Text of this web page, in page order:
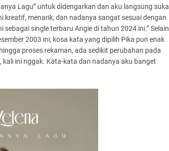
Lagu” untuk didengarkan dan aku langsung suka
kreatif, menarik, dan nadanya sangat sesuai dengan
sebagai single terbaru Angie di tahun 2024 ini.” Selain
2003 ini, kosa kata yang dipilih Pika pun enak
proses rekaman, ada sedikit perubahan pada
kali ini nggak. Kata-kata dan nadanya aku banget